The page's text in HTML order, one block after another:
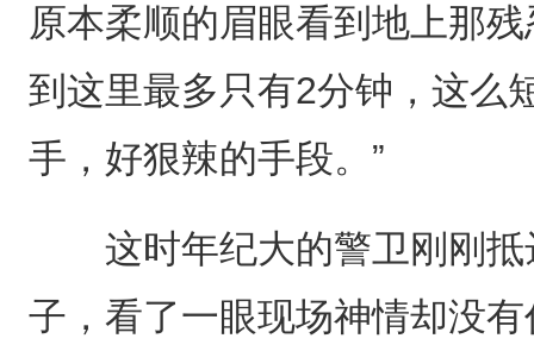
原本柔顺的眉眼看到地上那
到这里最多只有2分钟，这么
手，好狠辣的手段。”
这时年纪大的警卫刚刚抵
子，看了一眼现场神情却没